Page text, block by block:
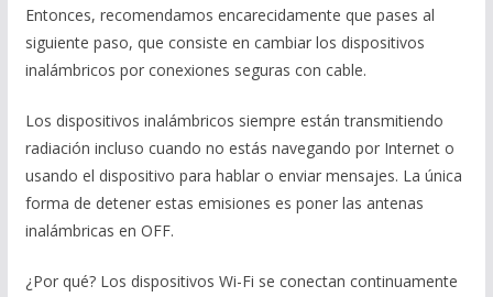
Entonces, recomendamos encarecidamente que pases al
siguiente paso, que consiste en cambiar los dispositivos
inalámbricos por conexiones seguras con cable.
Los dispositivos inalámbricos siempre están transmitiendo
radiación incluso cuando no estás navegando por Internet o
usando el dispositivo para hablar o enviar mensajes. La única
forma de detener estas emisiones es poner las antenas
inalámbricas en OFF.
¿Por qué? Los dispositivos Wi-Fi se conectan continuamente